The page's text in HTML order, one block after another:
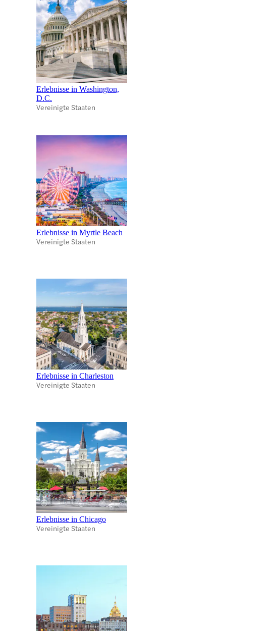
Erlebnisse in Washington,
D.C.
Vereinigte Staaten
Erlebnisse in Myrtle Beach
Vereinigte Staaten
Erlebnisse in Charleston
Vereinigte Staaten
Erlebnisse in Chicago
Vereinigte Staaten